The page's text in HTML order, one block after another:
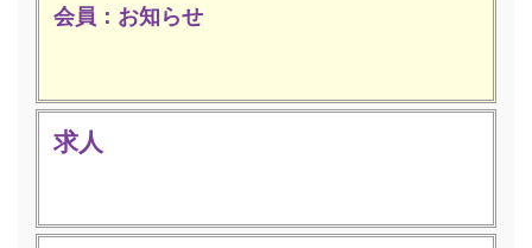
会員：お知らせ
求人